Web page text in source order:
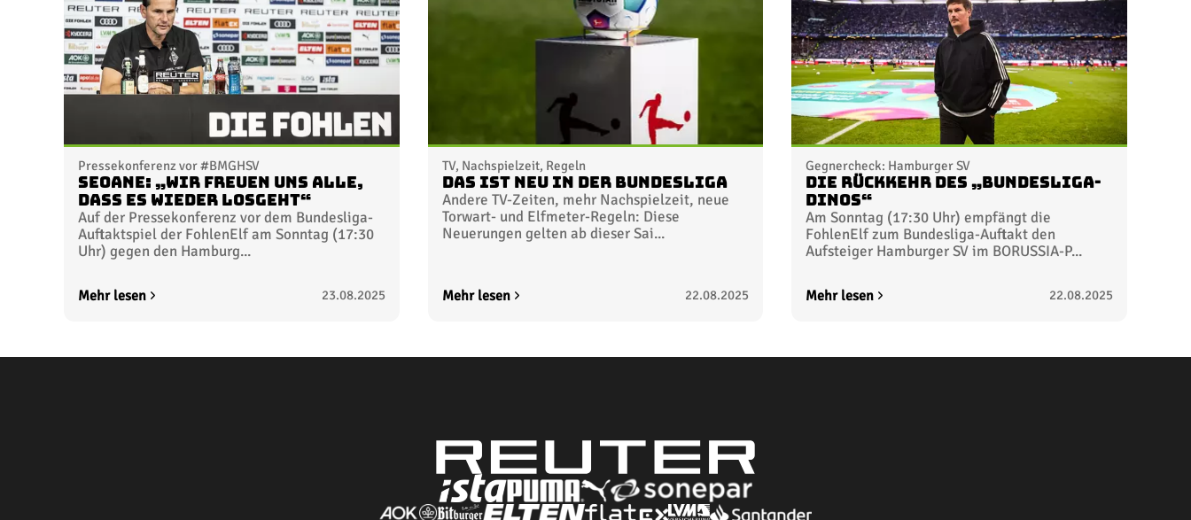
Pressekonferenz vor #BMGHSV
Seoane: „Wir freuen uns alle,
dass es wieder losgeht“
Auf der Pressekonferenz vor dem Bundesliga-
Auftaktspiel der FohlenElf am Sonntag (17:30
Uhr) gegen den Hamburg...
Mehr lesen 23.08.2025
TV, Nachspielzeit, Regeln
Das ist neu in der Bundesliga
Andere TV-Zeiten, mehr Nachspielzeit, neue
Torwart- und Elfmeter-Regeln: Diese
Neuerungen gelten ab dieser Sai...
Mehr lesen 22.08.2025
Gegnercheck: Hamburger SV
Die Rückkehr des „Bundesliga-
Dinos“
Am Sonntag (17:30 Uhr) empfängt die
FohlenElf zum Bundesliga-Auftakt den
Aufsteiger Hamburger SV im BORUSSIA-P...
Mehr lesen 22.08.2025